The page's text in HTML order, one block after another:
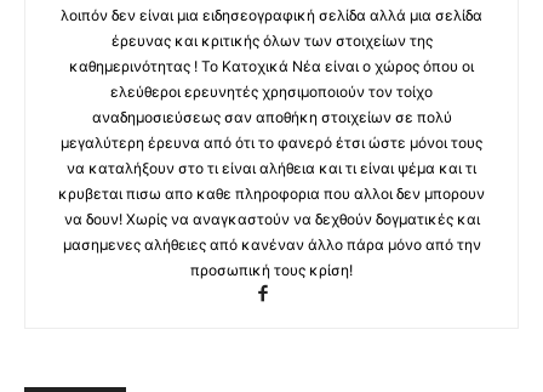
λοιπόν δεν είναι μια ειδησεογραφική σελίδα αλλά μια σελίδα
έρευνας και κριτικής όλων των στοιχείων της
καθημερινότητας ! Το Κατοχικά Νέα είναι ο χώρος όπου οι
ελεύθεροι ερευνητές χρησιμοποιούν τον τοίχο
αναδημοσιεύσεως σαν αποθήκη στοιχείων σε πολύ
μεγαλύτερη έρευνα από ότι το φανερό έτσι ώστε μόνοι τους
να καταλήξουν στο τι είναι αλήθεια και τι είναι ψέμα και τι
κρυβεται πισω απο καθε πληροφορια που αλλοι δεν μπορουν
να δουν! Χωρίς να αναγκαστούν να δεχθούν δογματικές και
μασημενες αλήθειες από κανέναν άλλο πάρα μόνο από την
προσωπική τους κρίση!